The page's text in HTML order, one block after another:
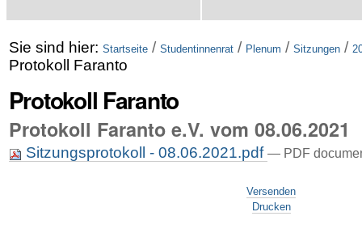
Sie sind hier: Startseite / Studentinnenrat / Plenum / Sitzungen /
Protokoll Faranto
Protokoll Faranto
Protokoll Faranto e.V. vom 08.06.2021
Sitzungsprotokoll - 08.06.2021.pdf — PDF
Versenden
Drucken